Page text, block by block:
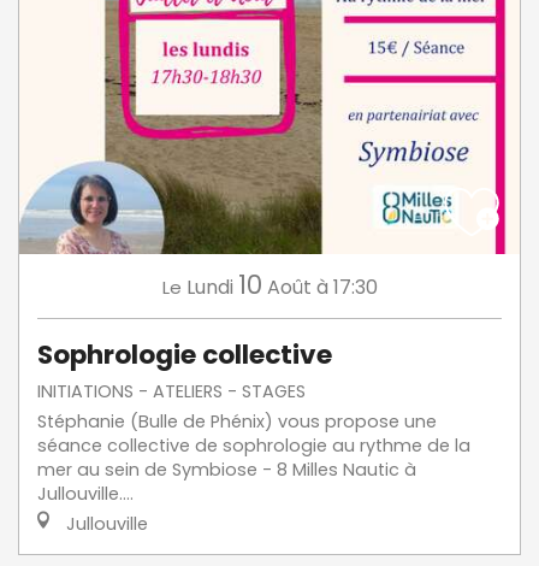
Le Lundi 10 Août à 17:30
Sophrologie collective
INITIATIONS - ATELIERS - STAGES
Stéphanie (Bulle de Phénix) vous propose une
séance collective de sophrologie au rythme de la
mer au sein de Symbiose - 8 Milles Nautic à
Jullouville....
Jullouville